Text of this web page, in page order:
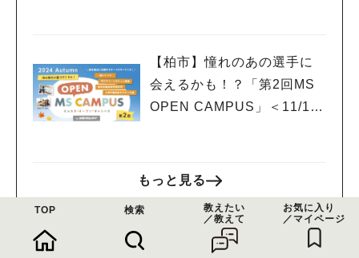
【柏市】憧れのあの選手に
会えるかも！？「第2回MS
OPEN CAMPUS」＜11/17
もっと見る
TOP 検索
教えたい
／教えて
お気に入り
／マイページ